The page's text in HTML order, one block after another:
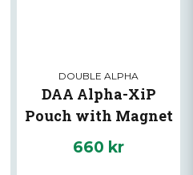
DOUBLE ALPHA
DAA Alpha-XiP
Pouch with Magnet
660 kr